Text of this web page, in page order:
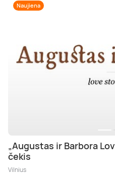
Naujiena
„Augustas ir Barbora
čekis
Vilnius